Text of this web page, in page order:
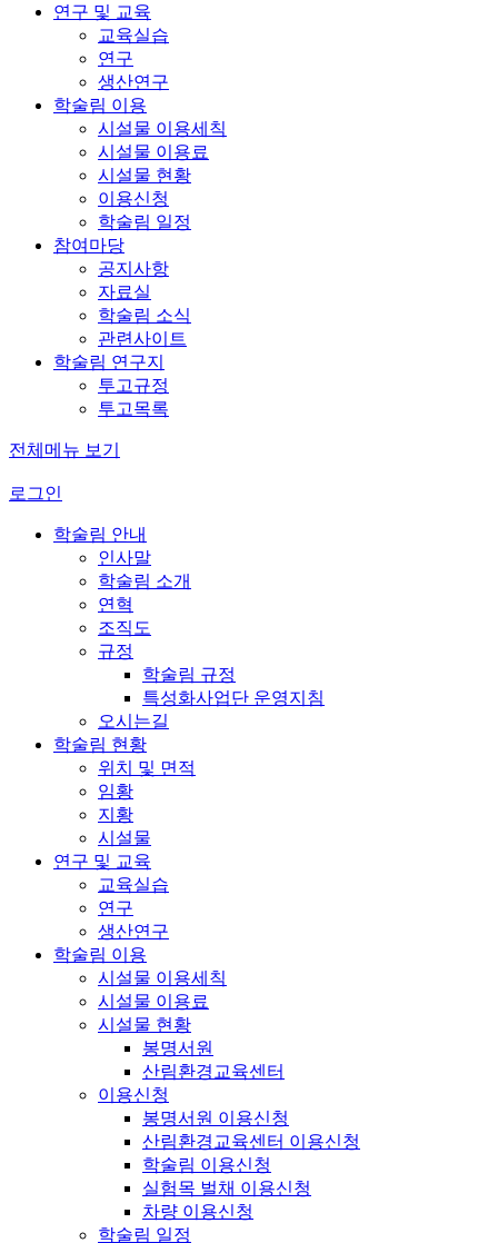
연구 및 교육
교육실습
연구
생산연구
학술림 이용
시설물 이용세칙
시설물 이용료
시설물 현황
이용신청
학술림 일정
참여마당
공지사항
자료실
학술림 소식
관련사이트
학술림 연구지
투고규정
투고목록
전체메뉴 보기
로그인
학술림 안내
인사말
학술림 소개
연혁
조직도
규정
학술림 규정
특성화사업단 운영지침
오시는길
학술림 현황
위치 및 면적
임황
지황
시설물
연구 및 교육
교육실습
연구
생산연구
학술림 이용
시설물 이용세칙
시설물 이용료
시설물 현황
봉명서원
산림환경교육센터
이용신청
봉명서원 이용신청
산림환경교육센터 이용신청
학술림 이용신청
실험목 벌채 이용신청
차량 이용신청
학술림 일정